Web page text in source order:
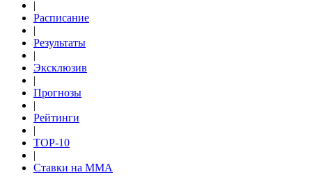
|
Расписание
|
Результаты
|
Эксклюзив
|
Прогнозы
|
Рейтинги
|
TOP-10
|
Ставки на ММА